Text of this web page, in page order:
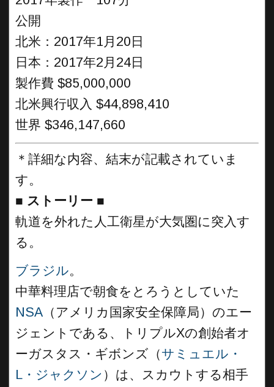
公開
北米：2017年1月20日
日本：2017年2月24日
製作費 $85,000,000
北米興行収入 $44,898,410
世界 $346,147,660
＊詳細な内容、結末が記載されていま
す。
■ ストーリー ■
軌道を外れた人工衛星が大気圏に突入す
る。
ブラジル。
中華料理店で朝食をとろうとしていた
NSA （アメリカ国家安全保障局）のエー
ジェントである、トリプルXの創始者オ
ーガスタス・ギボンズ（サミュエル・
L・ジャクソン ）は、スカウトする相手